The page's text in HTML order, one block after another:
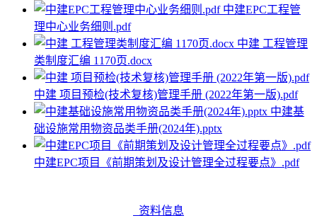
中建EPC工程管
理中心业务细则.pdf
中建 工程管理
类制度汇编 1170页.docx
中建 项目预检(技术复核)管理手册 (2022年第一版).pdf
中建基
础设施常用物资品类手册(2024年).pptx
中建EPC项目《前期策划及设计管理全过程要点》.pdf
资料信息